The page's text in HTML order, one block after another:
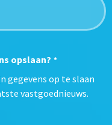
opslaan? *
gegevens op te slaan
vastgoednieuws.